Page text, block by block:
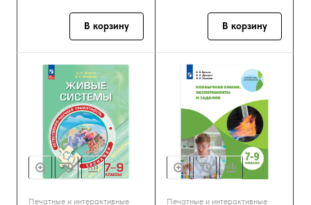
В корзину В корзину
Печатные и интерактивные Печатные и интерактивные